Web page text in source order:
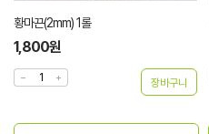
황마끈(2mm) 1롤
1,800원